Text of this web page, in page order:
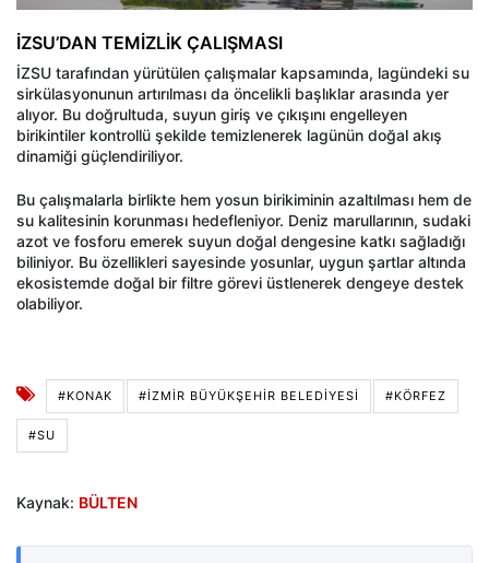
İZSU’DAN TEMİZLİK ÇALIŞMASI
İZSU tarafından yürütülen çalışmalar kapsamında, lagündeki su
sirkülasyonunun artırılması da öncelikli başlıklar arasında yer
alıyor. Bu doğrultuda, suyun giriş ve çıkışını engelleyen
birikintiler kontrollü şekilde temizlenerek lagünün doğal akış
dinamiği güçlendiriliyor.
Bu çalışmalarla birlikte hem yosun birikiminin azaltılması hem de
su kalitesinin korunması hedefleniyor. Deniz marullarının, sudaki
azot ve fosforu emerek suyun doğal dengesine katkı sağladığı
biliniyor. Bu özellikleri sayesinde yosunlar, uygun şartlar altında
ekosistemde doğal bir filtre görevi üstlenerek dengeye destek
olabiliyor.
#KONAK #İZMIR BÜYÜKŞEHIR BELEDIYESI #KÖRFEZ
#SU
Kaynak: BÜLTEN